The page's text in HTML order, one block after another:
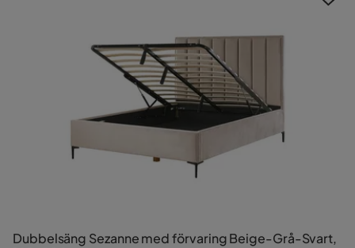
Dubbelsäng Sezanne med förvaring Beige-Grå-Svart,